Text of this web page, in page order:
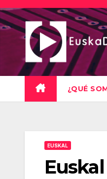
Saltar
al
contenido
¿QUÉ
EUSKAL